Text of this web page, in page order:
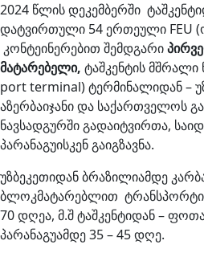
2024 წლის დეკემბერში
დატვირთული 54 ერთეული FEU
კონტეინერებით შემდგარი
მატარებელი, ტაშკენტის მშრალი
port terminal) ტერმინალიდან –
აზერბაიჯანი და საქართველოს
ნავსადგურში გადაიტვირთა,
პარანაგუისკენ გაიგზავნა.
უზბეკეთიდან ბრაზილიამდე
ბლოკმატარებლით
70 დღეა, მ.შ ტაშკენტიდან –
პარანაგუამდე 35 – 45 დღე.